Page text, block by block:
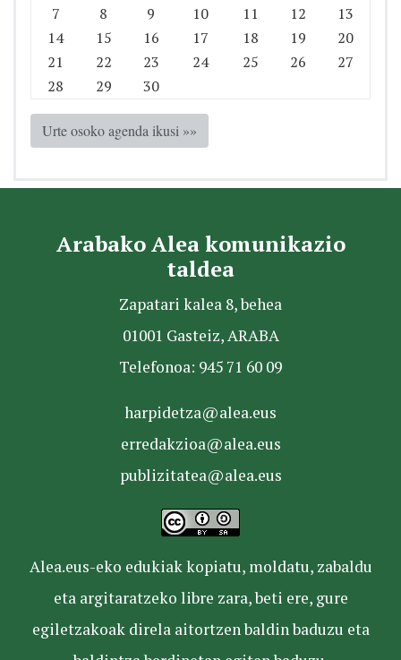
7
8 9 10 11 12
13
14
15 16 17 18 19
20
21
22 23 24 25 26
27
28
29 30
Urte osoko agenda ikusi »»
Arabako Alea komunikazio
taldea
Zapatari kalea 8, behea
01001 Gasteiz, ARABA
Telefonoa: 945 71 60 09
harpidetza@alea.eus
erredakzioa@alea.eus
publizitatea@alea.eus
Alea.eus-eko edukiak kopiatu, moldatu, zabaldu
eta argitaratzeko libre zara, beti ere, gure
egiletzakoak direla aitortzen baldin baduzu eta